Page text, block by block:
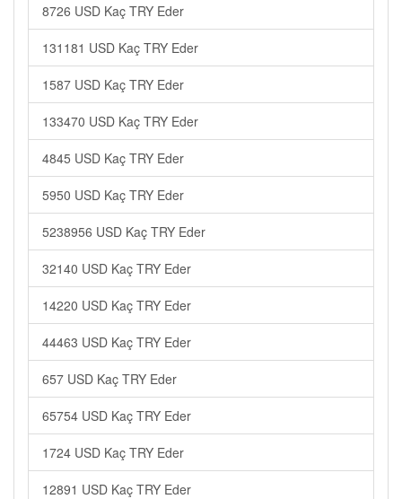
8726 USD Kaç TRY Eder
131181 USD Kaç TRY Eder
1587 USD Kaç TRY Eder
133470 USD Kaç TRY Eder
4845 USD Kaç TRY Eder
5950 USD Kaç TRY Eder
5238956 USD Kaç TRY Eder
32140 USD Kaç TRY Eder
14220 USD Kaç TRY Eder
44463 USD Kaç TRY Eder
657 USD Kaç TRY Eder
65754 USD Kaç TRY Eder
1724 USD Kaç TRY Eder
12891 USD Kaç TRY Eder